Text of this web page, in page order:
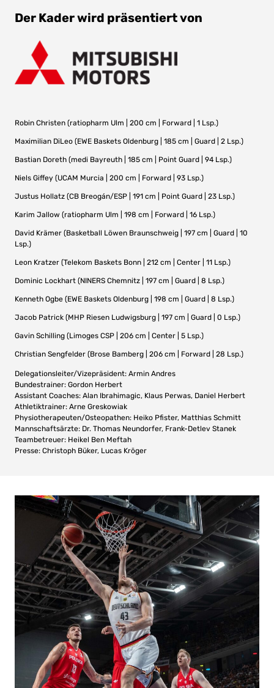
Der Kader wird präsentiert von
Robin Christen (ratiopharm Ulm | 200 cm | Forward | 1 Lsp.)
Maximilian DiLeo (EWE Baskets Oldenburg | 185 cm | Guard | 2 Lsp.)
Bastian Doreth (medi Bayreuth | 185 cm | Point Guard | 94 Lsp.)
Niels Giffey (UCAM Murcia | 200 cm | Forward | 93 Lsp.)
Justus Hollatz (CB Breogán/ESP | 191 cm | Point Guard | 23 Lsp.)
Karim Jallow (ratiopharm Ulm | 198 cm | Forward | 16 Lsp.)
David Krämer (Basketball Löwen Braunschweig | 197 cm | Guard | 10
Lsp.)
Leon Kratzer (Telekom Baskets Bonn | 212 cm | Center | 11 Lsp.)
Dominic Lockhart (NINERS Chemnitz | 197 cm | Guard | 8 Lsp.)
Kenneth Ogbe (EWE Baskets Oldenburg | 198 cm | Guard | 8 Lsp.)
Jacob Patrick (MHP Riesen Ludwigsburg | 197 cm | Guard | 0 Lsp.)
Gavin Schilling (Limoges CSP | 206 cm | Center | 5 Lsp.)
Christian Sengfelder (Brose Bamberg | 206 cm | Forward | 28 Lsp.)
Delegationsleiter/Vizepräsident: Armin Andres
Bundestrainer: Gordon Herbert
Assistant Coaches: Alan Ibrahimagic, Klaus Perwas, Daniel Herbert
Athletiktrainer: Arne Greskowiak
Physiotherapeuten/Osteopathen: Heiko Pfister, Matthias Schmitt
Mannschaftsärzte: Dr. Thomas Neundorfer, Frank-Detlev Stanek
Teambetreuer: Heikel Ben Meftah
Presse: Christoph Büker, Lucas Kröger